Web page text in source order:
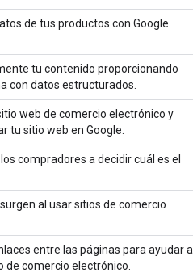
de tus productos con Google.
tu contenido proporcionando
con datos estructurados.
web de comercio electrónico y
tu sitio web en Google.
compradores a decidir cuál es el
al usar sitios de comercio
entre las páginas para ayudar a
de comercio electrónico.